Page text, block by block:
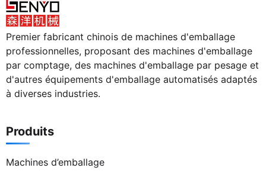
Premier fabricant chinois de machines d'emballage
professionnelles, proposant des machines d'emballage
par comptage, des machines d'emballage par pesage et
d'autres équipements d'emballage automatisés adaptés
à diverses industries.
Produits
Machines d’emballage